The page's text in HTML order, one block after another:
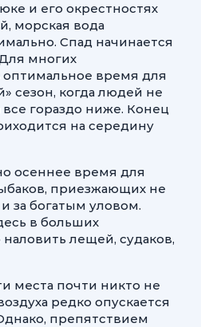
и его окрестностях
морская вода
Спад начинается
многих
время для
сезон, когда людей не
все гораздо ниже. Конец
на середину
осеннее время для
приезжающих не
за богатым уловом.
в больших
лещей, судаков,
места почти никто не
редко опускается
препятствием